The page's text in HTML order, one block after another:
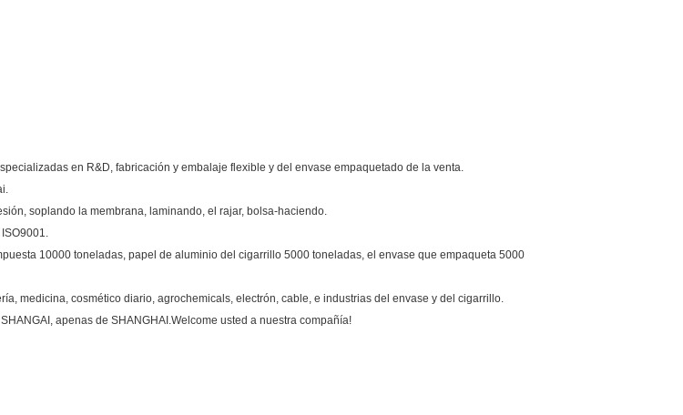
en R&D, fabricación y embalaje flexible y del envase empaquetado de la venta.
soplando la membrana, laminando, el rajar, bolsa-haciendo.
10000 toneladas, papel de aluminio del cigarrillo 5000 toneladas, el envase que empaqueta 5000
medicina, cosmético diario, agrochemicals, electrón, cable, e industrias del envase y del cigarrillo.
apenas de SHANGHAI.Welcome usted a nuestra compañía!